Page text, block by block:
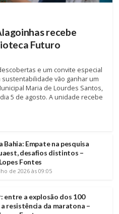
recebe
Futuro
e um convite especial
vão ganhar um
Maria de Lourdes Santos,
5 de agosto. A unidade recebe
Bahia: Empate na pesquisa
desafios distintos –
Fontes
de 2026às 09:05
entre a explosão dos 100
resistência da maratona –